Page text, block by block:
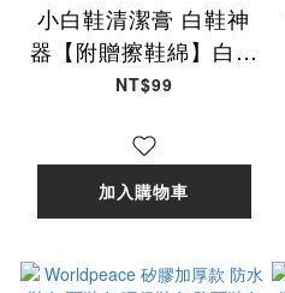
小白鞋清潔膏 白鞋神
器【附贈擦鞋綿】白鞋
膏 無水清潔 去污去漬
NT$99
加入購物車